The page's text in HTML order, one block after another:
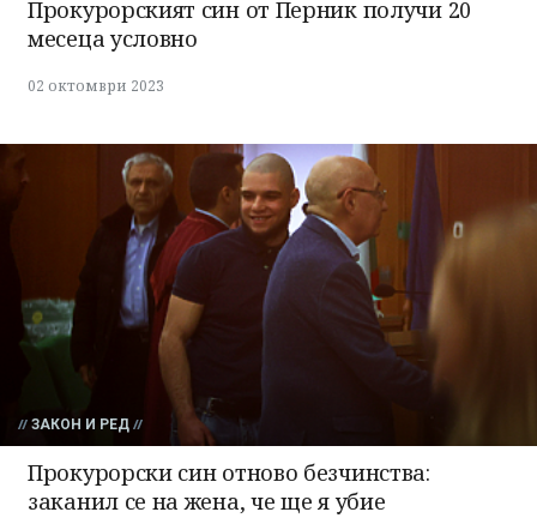
Прокурорският син от Перник получи 20
месеца условно
02 октомври 2023
ЗАКОН И РЕД
Прокурорски син отново безчинства:
заканил се на жена, че ще я убие